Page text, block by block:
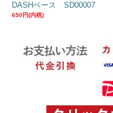
DASHベース SD00007
650円(内税)